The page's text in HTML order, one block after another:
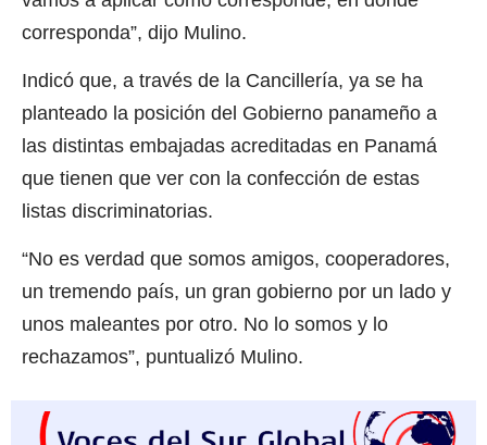
corresponda”, dijo Mulino.
Indicó que, a través de la Cancillería, ya se ha
planteado la posición del Gobierno panameño a
las distintas embajadas acreditadas en Panamá
que tienen que ver con la confección de estas
listas discriminatorias.
“No es verdad que somos amigos, cooperadores,
un tremendo país, un gran gobierno por un lado y
unos maleantes por otro. No lo somos y lo
rechazamos”, puntualizó Mulino.